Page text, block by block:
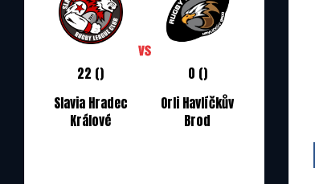
22 ()
Slavia Hradec
Králové
0 ()
Orli Havlíčkův
Brod